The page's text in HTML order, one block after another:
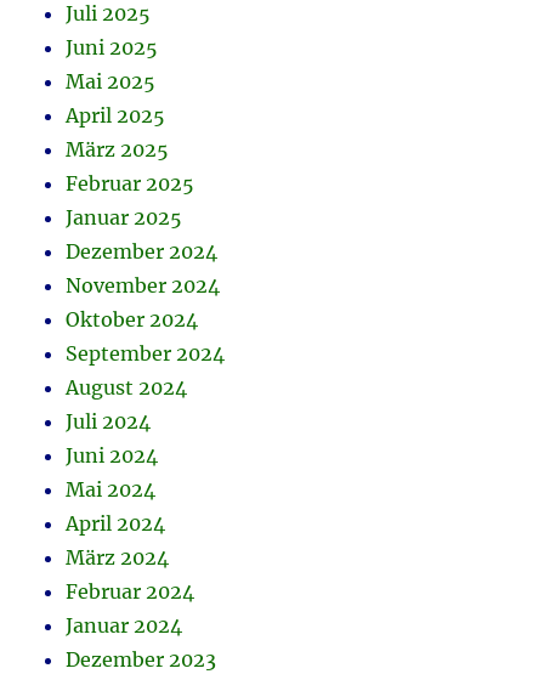
Juli 2025
Juni 2025
Mai 2025
April 2025
März 2025
Februar 2025
Januar 2025
Dezember 2024
November 2024
Oktober 2024
September 2024
August 2024
Juli 2024
Juni 2024
Mai 2024
April 2024
März 2024
Februar 2024
Januar 2024
Dezember 2023